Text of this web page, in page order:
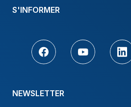
S'INFORMER
NEWSLETTER